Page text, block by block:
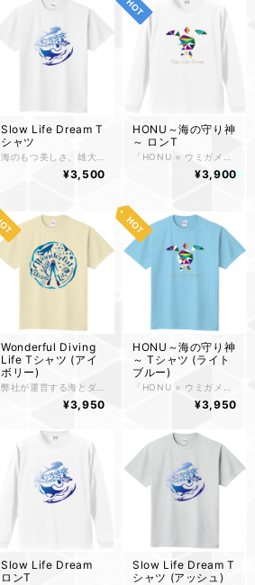
Slow Life Dream T
シャツ
¥3,500
HONU～海の守り神
～ ロンT
¥3,900
Wonderful Diving
Life Tシャツ (アイ
ボリー)
¥3,950
HONU～海の守り神
～ Tシャツ (ライト
ブルー)
¥3,950
Slow Life Dream
ロンT
Slow Life Dream T
シャツ (アッシュ)